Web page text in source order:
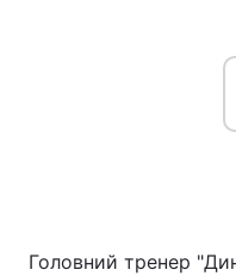
Головний тренер